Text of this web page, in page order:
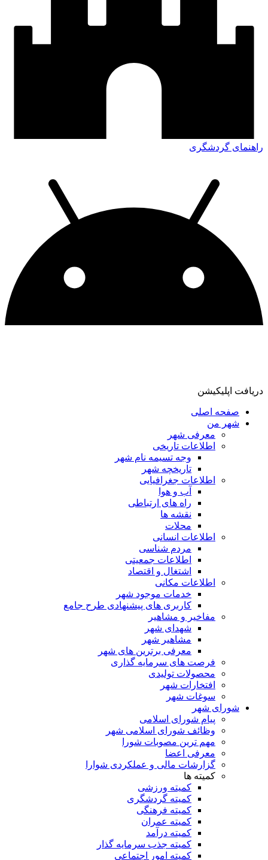
راهنمای گردشگری
دریافت اپلیکیشن
صفحه اصلی
شهر من
معرفی شهر
اطلاعات تاریخی
وجه تسیمه نام شهر
تاریخچه شهر
اطلاعات جغرافیایی
آب و هوا
راه های ارتباطی
نقشه ها
محلات
اطلاعات انسانی
مردم شناسی
اطلاعات جمعیتی
اشتغال و اقتصاد
اطلاعات مکانی
خدمات موجود شهر
کاربری های پیشنهادی طرح جامع
مفاخیر و مشاهیر
شهدای شهر
مشاهیر شهر
معرفی برترین های شهر
فرصت های سرمایه گذاری
محصولات تولیدی
افتخارات شهر
سوغات شهر
شورای شهر
پیام شورای اسلامی
وظائف شورای اسلامی شهر
مهم ترین مصوبات شورا
معرفی اعضا
گزارشات مالی و عملکردی شوارا
کمیته ها
کمیته ورزشی
کمیته گردشگری
کمیته فرهنگی
کمیته عمران
کمیته درآمد
کمیته جذب سرمایه گذار
کمیته امور اجتماعی